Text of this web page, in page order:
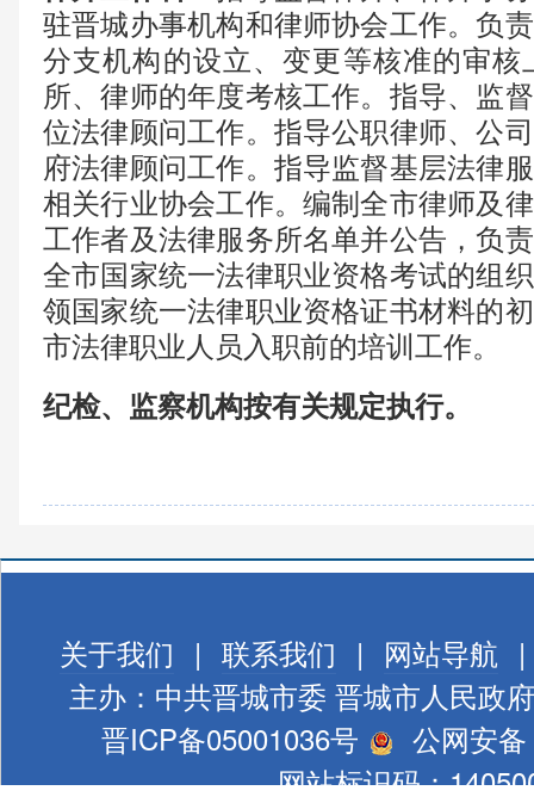
驻晋城办事机构和律师协会工作。负
分支机构的设立、变更等核准的审
所、律师的年度考核工作。指导、监
位法律顾问工作。指导公职律师、公
府法律顾问工作。指导监督基层法律
相关行业协会工作。编制全市律师及
工作者及法律服务所名单并公告，负
全市国家统一法律职业资格考试的组
领国家统一法律职业资格证书材料的
市法律职业人员入职前的培训工作。
纪检、监察机构按有关规定执行。
关于我们 | 联系我们 | 网站导航 |
主办：中共晋城市委 晋城市人民政府
晋ICP备05001036号
公网安
网站标识码：